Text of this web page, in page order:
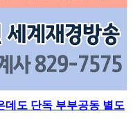
데도 단독 부부공동 별도